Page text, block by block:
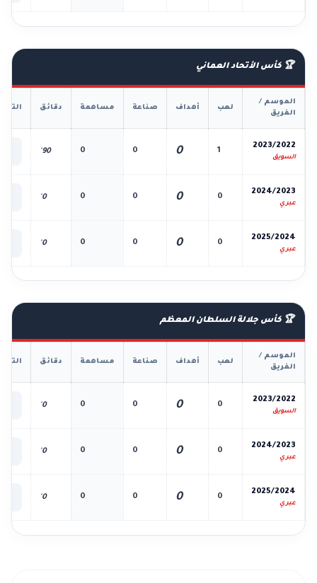
🏆 كأس الأتحاد العماني
الموسم /
الفريق
لعب أهداف صناعة مساهمة دقائق
2023/2022
السويق
1
0
0
0
90'
2024/2023
عبري
0
0
0
0
0'
2025/2024
عبري
0
0
0
0
0'
🏆 كأس جلالة السلطان المعظم
الموسم /
الفريق
لعب أهداف صناعة مساهمة دقائق
2023/2022
السويق
0
0
0
0
0'
2024/2023
عبري
0
0
0
0
0'
2025/2024
عبري
0
0
0
0
0'